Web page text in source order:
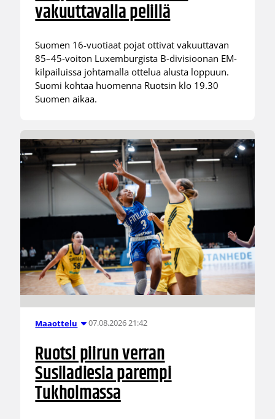
vakuuttavalla pelillä
Suomen 16-vuotiaat pojat ottivat vakuuttavan
85–45-voiton Luxemburgista B-divisioonan EM-
kilpailuissa johtamalla ottelua alusta loppuun.
Suomi kohtaa huomenna Ruotsin klo 19.30
Suomen aikaa.
Maaottelu 07.08.2026 21:42
Ruotsi piirun verran
Susiladiesia parempi
Tukholmassa